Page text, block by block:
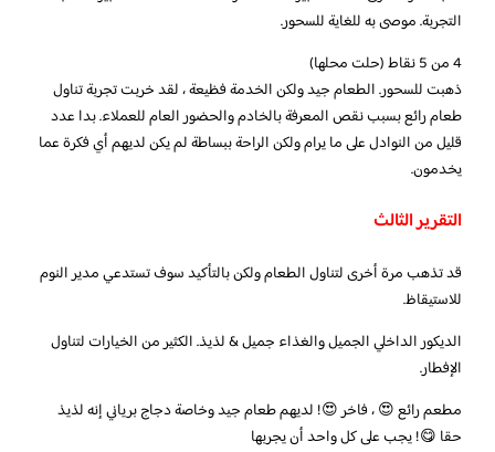
التجربة. موصى به للغاية للسحور.
4 من 5 نقاط (حلت محلها)
ذهبت للسحور. الطعام جيد ولكن الخدمة فظيعة ، لقد خربت تجربة تناول
طعام رائع بسبب نقص المعرفة بالخادم والحضور العام للعملاء. بدا عدد
قليل من النوادل على ما يرام ولكن الراحة ببساطة لم يكن لديهم أي فكرة عما
يخدمون.
التقرير الثالث
قد تذهب مرة أخرى لتناول الطعام ولكن بالتأكيد سوف تستدعي مدير النوم
للاستيقاظ.
الديكور الداخلي الجميل والغذاء جميل & لذيذ. الكثير من الخيارات لتناول
الإفطار.
مطعم رائع 😍 ، فاخر 😍! لديهم طعام جيد وخاصة دجاج برياني إنه لذيذ
حقا 😋! يجب على كل واحد أن يجربها